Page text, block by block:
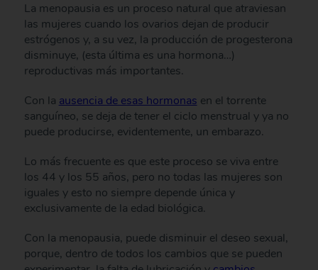
La menopausia es un proceso natural que atraviesan
las mujeres cuando los ovarios dejan de producir
estrógenos y, a su vez, la producción de progesterona
disminuye, (esta última es una hormona…)
reproductivas más importantes.
Con la ausencia de esas hormonasen el torrente
sanguíneo, se deja de tener el ciclo menstrual y ya no
puede producirse, evidentemente, un embarazo.
Lo más frecuente es que este proceso se viva entre
los 44 y los 55 años, pero no todas las mujeres son
iguales y esto no siempre depende única y
exclusivamente de la edad biológica.
Con la menopausia, puede disminuir el deseo sexual,
porque, dentro de todos los cambios que se pueden